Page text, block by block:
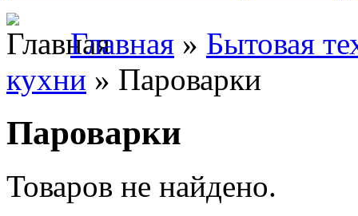
Главная » Бытовая
кухни » Пароварки
Пароварки
Товаров не найдено.